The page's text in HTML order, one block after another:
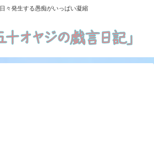
日々発生する愚痴がいっぱい凝縮